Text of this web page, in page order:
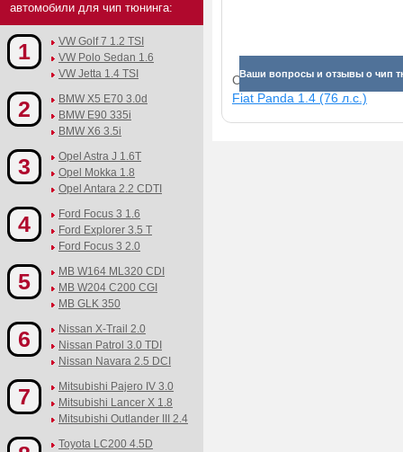
Ваши вопросы и отзывы о чип
Смотрите прибавки для
Fiat Panda 1.4 (76 л.с.)
автомобили для чип тюнинга:
1
VW Golf 7 1.2 TSI
VW Polo Sedan 1.6
VW Jetta 1.4 TSI
2
BMW X5 E70 3.0d
BMW E90 335i
BMW X6 3.5i
3
Opel Astra J 1.6T
Opel Mokka 1.8
Opel Antara 2.2 CDTI
4
Ford Focus 3 1.6
Ford Explorer 3.5 T
Ford Focus 3 2.0
5
MB W164 ML320 CDI
MB W204 C200 CGI
MB GLK 350
6
Nissan X-Trail 2.0
Nissan Patrol 3.0 TDI
Nissan Navara 2.5 DCI
7
Mitsubishi Pajero IV 3.0
Mitsubishi Lancer X 1.8
Mitsubishi Outlander III 2.4
Toyota LC200 4.5D